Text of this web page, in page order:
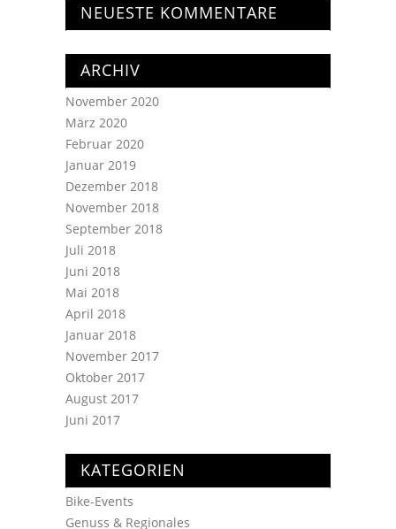
NEUESTE KOMMENTARE
ARCHIV
November 2020
März 2020
Februar 2020
Januar 2019
Dezember 2018
November 2018
September 2018
Juli 2018
Juni 2018
Mai 2018
April 2018
Januar 2018
November 2017
Oktober 2017
August 2017
Juni 2017
KATEGORIEN
Bike-Events
Genuss & Regionales